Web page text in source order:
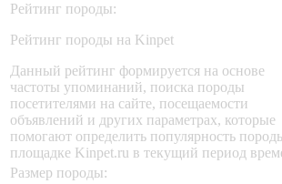
Рейтинг породы:
Рейтинг породы на Kinpet
Данный рейтинг формируется на основе
частоты упоминаний, поиска породы
посетителями на сайте, посещаемости
объявлений и других параметрах, которые
помогают определить популярность
площадке Kinpet.ru в текущий период
Размер породы: